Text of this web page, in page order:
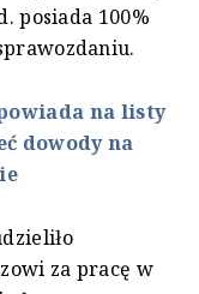
posiada 100%
na listy
dowody na
za pracę w